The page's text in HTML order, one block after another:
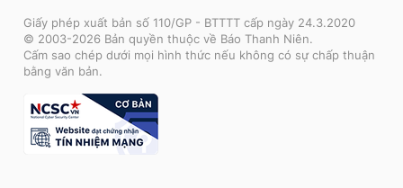
Giấy phép xuất bản số 110/GP - BTTTT cấp ngày 24.3.2020
© 2003-2026 Bản quyền thuộc về Báo Thanh Niên.
Cấm sao chép dưới mọi hình thức nếu không có sự chấp thuận
bằng văn bản.